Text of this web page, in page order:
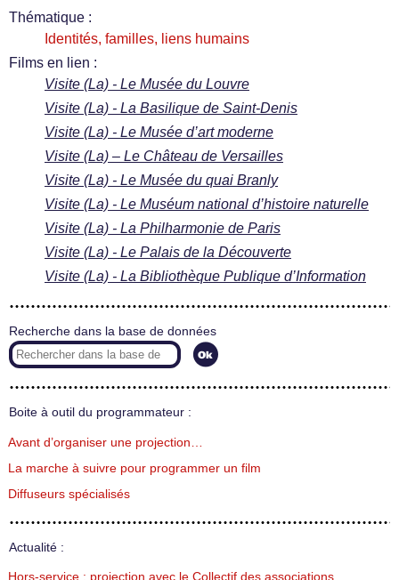
Thématique :
Identités, familles, liens humains
Films en lien :
Visite (La) - Le Musée du Louvre
Visite (La) - La Basilique de Saint-Denis
Visite (La) - Le Musée d’art moderne
Visite (La) – Le Château de Versailles
Visite (La) - Le Musée du quai Branly
Visite (La) - Le Muséum national d’histoire naturelle
Visite (La) - La Philharmonie de Paris
Visite (La) - Le Palais de la Découverte
Visite (La) - La Bibliothèque Publique d’Information
Recherche dans la base de données
Boite à outil du programmateur :
Avant d’organiser une projection…
La marche à suivre pour programmer un film
Diffuseurs spécialisés
Actualité :
Hors-service : projection avec le Collectif des associations